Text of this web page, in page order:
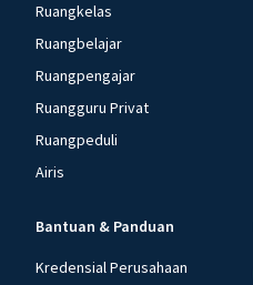
Ruangkelas
Ruangbelajar
Ruangpengajar
Ruangguru Privat
Ruangpeduli
Airis
Bantuan & Panduan
Kredensial Perusahaan